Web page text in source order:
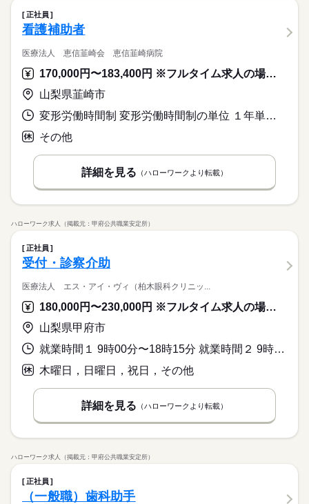
正社員
看護補助者
医療法人 恵信韮崎会 恵信韮崎病院
170,000円〜183,400円 ※フルタイム求人の場合は月額（換算額）、パート求人の場合は時間額を表示しています。
山梨県韮崎市
変形労働時間制 変形労働時間制の単位 １年単位 就業時間１ 8時30分〜17時30分 就業時間２ 7時30分〜16時30分 就業時間３ 9時30分〜18時30分 就業時間に関する特記事項 日勤勤務のみ
その他
詳細を見る （ハローワークより転載）
ハローワーク求人（掲載元：甲府公共職業安定所）
正社員
受付・診察介助
医療法人 エス・アイ・ヴィ（柏木眼科クリニッ...
180,000円〜230,000円 ※フルタイム求人の場合は月額（換算額）、パート求人の場合は時間額を表示しています。
山梨県甲府市
就業時間１ 9時00分〜18時15分 就業時間２ 9時00分〜19時00分 就業時間３ 9時00分〜15時30分 就業時間に関する特記事項 （１）月・火・水曜日／休憩７５分
木曜日，日曜日，祝日，その他
詳細を見る （ハローワークより転載）
ハローワーク求人（掲載元：甲府公共職業安定所）
正社員
（一般職）歯科助手